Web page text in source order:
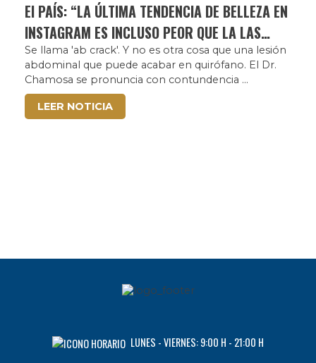
El PAÍS: “LA ÚLTIMA TENDENCIA DE BELLEZA EN
INSTAGRAM ES INCLUSO PEOR QUE LA LAS
ANTERIORES”
Se llama 'ab crack'. Y no es otra cosa que una lesión
abdominal que puede acabar en quirófano. El Dr.
Chamosa se pronuncia con contundencia ...
LEER NOTICIA
LUNES - VIERNES: 9:00 H - 21:00 H